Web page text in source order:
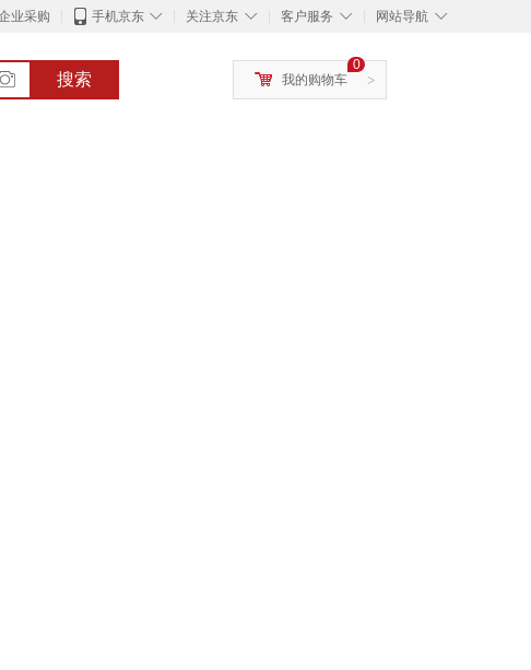
业采购 ◇
手机京东 ◇
关注京东 ◇
客户服务 ◇
网站导航
搜索 >
0
我的购物车